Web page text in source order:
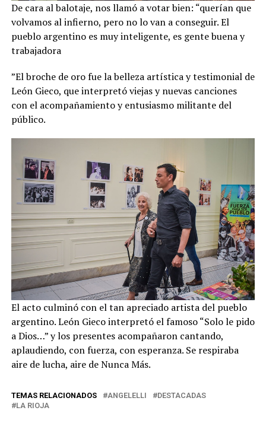
De cara al balotaje, nos llamó a votar bien: “querían que
volvamos al infierno, pero no lo van a conseguir. El
pueblo argentino es muy inteligente, es gente buena y
trabajadora
”El broche de oro fue la belleza artística y testimonial de
León Gieco, que interpretó viejas y nuevas canciones
con el acompañamiento y entusiasmo militante del
público.
El acto culminó con el tan apreciado artista del pueblo
argentino. León Gieco interpretó el famoso “Solo le pido
a Dios…” y los presentes acompañaron cantando,
aplaudiendo, con fuerza, con esperanza. Se respiraba
aire de lucha, aire de Nunca Más.
TEMAS RELACIONADOS ANGELELLI
DESTACADAS
LA RIOJA